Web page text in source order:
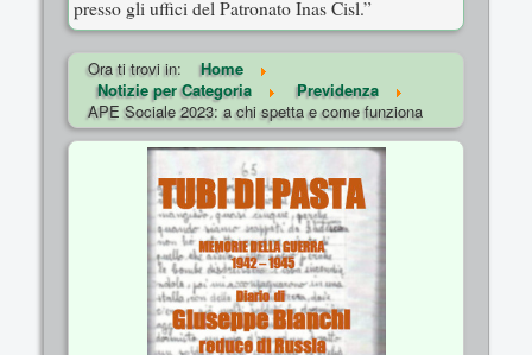
presso gli uffici del Patronato Inas Cisl.”
Ora ti trovi in:
Home
Notizie per Categoria
Previdenza
APE Sociale 2023: a chi spetta e come funziona